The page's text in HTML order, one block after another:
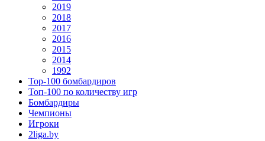
2019
2018
2017
2016
2015
2014
1992
Top-100 бомбардиров
Топ-100 по количеству игр
Бомбардиры
Чемпионы
Игроки
2liga.by